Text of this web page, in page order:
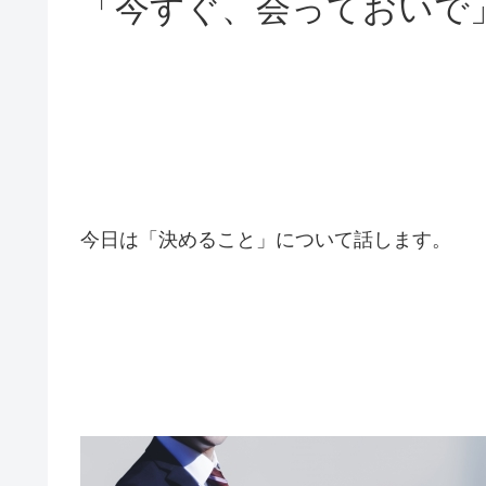
「今すぐ、会っておいで
今日は「決めること」について話します。